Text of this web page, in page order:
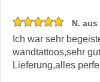
N.
Ich war sehr
wandtattoos,sehr
Lieferung,alles